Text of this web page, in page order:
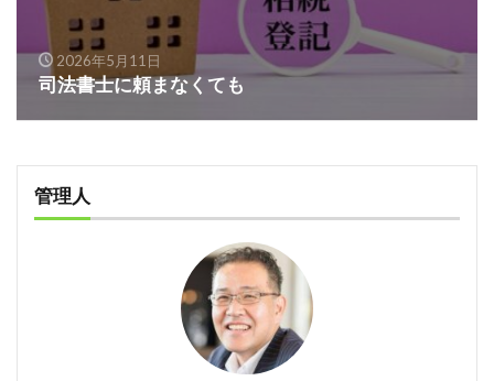
2026年5月11日
司法書士に頼まなくても
管理人